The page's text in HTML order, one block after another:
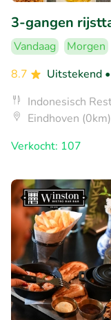
3-gangen
Vandaag Morgen
8.7
Uitstekend
Indonesisch
Eindhoven (0km)
Verkocht: 107